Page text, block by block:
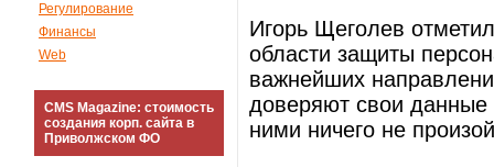
Регулирование
Финансы
Web
CMS Magazine: стоимость
создания корп. сайта в
Приволжском ФО
Игорь Щеголев
области защиты
важнейших
доверяют свои данные
ними ничего не